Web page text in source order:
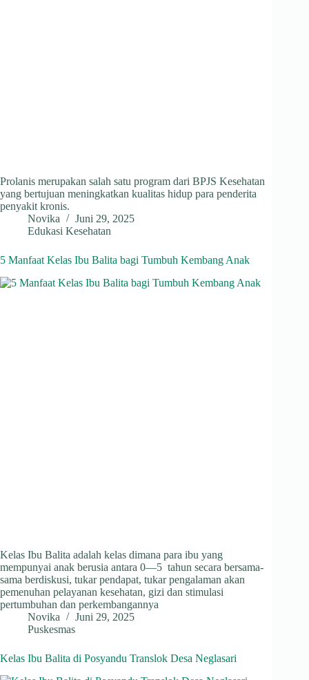
Prolanis merupakan salah satu program dari BPJS Kesehatan
yang bertujuan meningkatkan kualitas hidup para penderita
penyakit kronis.
Novika
Juni 29, 2025
Edukasi Kesehatan
5 Manfaat Kelas Ibu Balita bagi Tumbuh Kembang Anak
Kelas Ibu Balita adalah kelas dimana para ibu yang
mempunyai anak berusia antara 0—5 tahun secara bersama-
sama berdiskusi, tukar pendapat, tukar pengalaman akan
pemenuhan pelayanan kesehatan, gizi dan stimulasi
pertumbuhan dan perkembangannya
Novika
Juni 29, 2025
Puskesmas
Kelas Ibu Balita di Posyandu Translok Desa Neglasari